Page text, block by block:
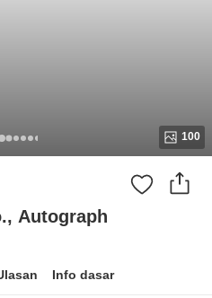
100
Autograph
Info dasar